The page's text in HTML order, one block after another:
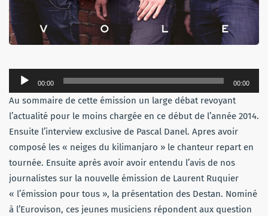
Lecteur
audio
00:00 00:00
Au sommaire de cette émission un large débat revoyant
l’actualité pour le moins chargée en ce début de l’année 2014.
Ensuite l’interview exclusive de Pascal Danel. Apres avoir
composé les « neiges du kilimanjaro » le chanteur repart en
tournée. Ensuite après avoir avoir entendu l’avis de nos
journalistes sur la nouvelle émission de Laurent Ruquier
« l’émission pour tous », la présentation des Destan. Nominé
à l’Eurovison, ces jeunes musiciens répondent aux question